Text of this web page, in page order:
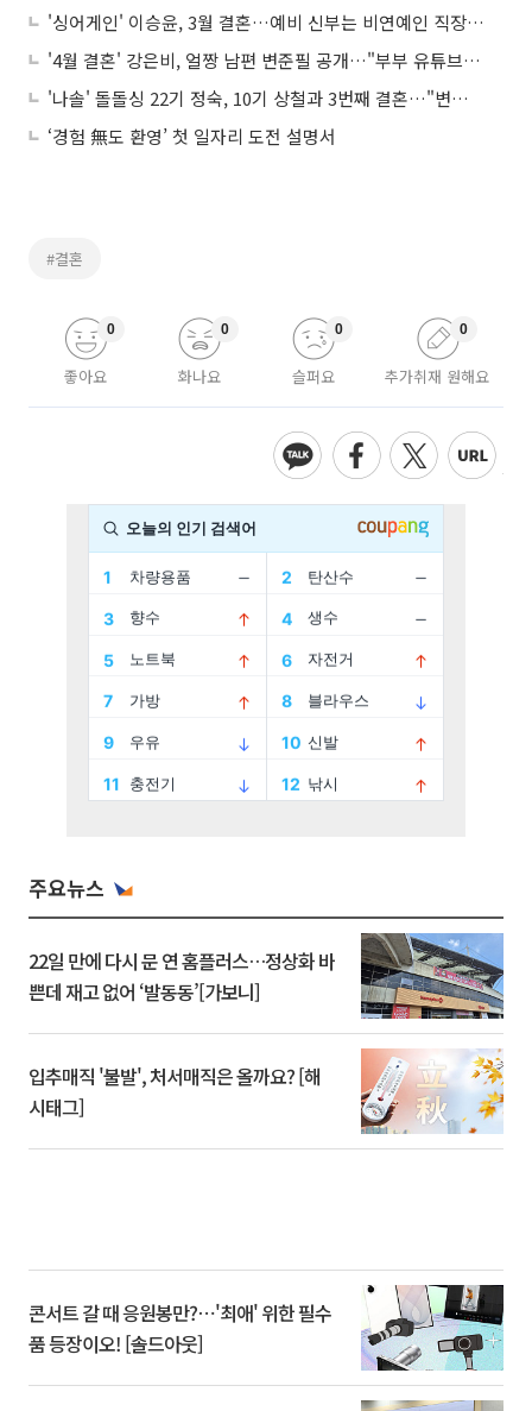
'싱어게인' 이승윤, 3월 결혼…예비 신부는 비연예인 직장인 "9년 교제"
'4월 결혼' 강은비, 얼짱 남편 변준필 공개…"부부 유튜브 할 것"
'나솔' 돌돌싱 22기 정숙, 10기 상철과 3번째 결혼…"변호사 접고 미국 갈 것"
‘경험 無도 환영’ 첫 일자리 도전 설명서
#결혼
좋아요
0
화나요
0
슬퍼요
0
추가취재 원해요
0
주요뉴스
22일 만에 다시 문 연 홈플러스…정상화 바
쁜데 재고 없어 ‘발동동’[가보니]
입추매직 '불발', 처서매직은 올까요? [해
시태그]
콘서트 갈 때 응원봉만?⋯'최애' 위한 필수
품 등장이오! [솔드아웃]